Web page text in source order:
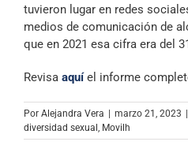
tuvieron lugar en redes
medios de comunicación de
que en 2021 esa cifra era del
Revisa aquíel informe
Por Alejandra Vera | marzo 21, 2023 |
diversidad sexual Movilh